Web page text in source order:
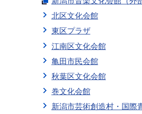
北区文化会館
東区プラザ
江南区文化会館
亀田市民会館
秋葉区文化会館
巻文化会館
新潟市芸術創造村・国際